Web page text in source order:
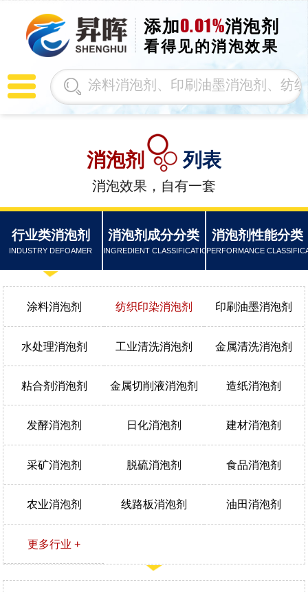
添加0.01%消泡剂
看得见的消泡效果
消泡剂 列表
消泡效果，自有一套
行业类消泡剂
INDUSTRY DEFOAMER
涂料消泡剂 纺织印染消泡剂 印刷油墨消泡剂
水处理消泡剂 工业清洗消泡剂 金属清洗消泡剂
粘合剂消泡剂 金属切削液消泡剂 造纸消泡剂
发酵消泡剂 日化消泡剂 建材消泡剂
采矿消泡剂 脱硫消泡剂 食品消泡剂
农业消泡剂 线路板消泡剂 油田消泡剂
更多行业 +
消泡剂成分分类
INGREDIENT CLASSIFICATION
消泡剂性能分类
PERFORMANCE